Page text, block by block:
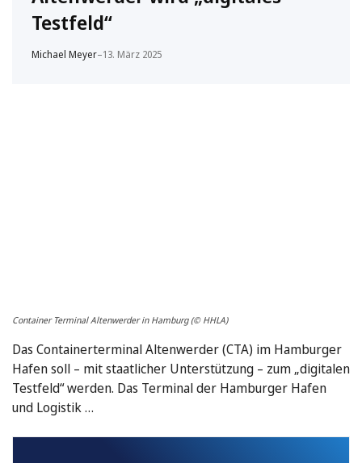
Testfeld“
Michael Meyer–13. März 2025
Container Terminal Altenwerder in Hamburg (© HHLA)
Das Containerterminal Altenwerder (CTA) im Hamburger
Hafen soll – mit staatlicher Unterstützung – zum „digitalen
Testfeld“ werden. Das Terminal der Hamburger Hafen
und Logistik …